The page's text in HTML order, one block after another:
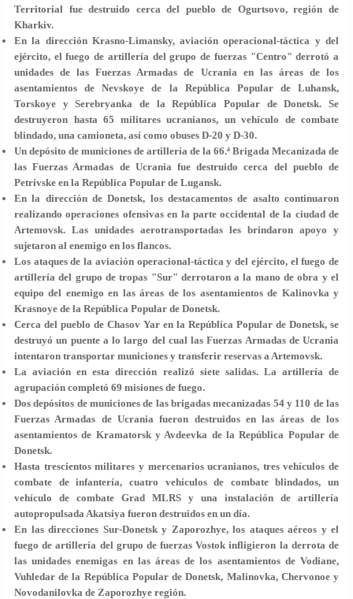
Territorial fue destruido cerca del pueblo de Ogurtsovo, región de
Kharkiv.
En la dirección Krasno-Limansky, aviación operacional-táctica y del
ejército, el fuego de artillería del grupo de fuerzas "Centro" derrotó a
unidades de las Fuerzas Armadas de Ucrania en las áreas de los
asentamientos de Nevskoye de la República Popular de Luhansk,
Torskoye y Serebryanka de la República Popular de Donetsk. Se
destruyeron hasta 65 militares ucranianos, un vehículo de combate
blindado, una camioneta, así como obuses D-20 y D-30.
Un depósito de municiones de artillería de la 66.ª Brigada Mecanizada de
las Fuerzas Armadas de Ucrania fue destruido cerca del pueblo de
Petrivske en la República Popular de Lugansk.
En la dirección de Donetsk, los destacamentos de asalto continuaron
realizando operaciones ofensivas en la parte occidental de la ciudad de
Artemovsk. Las unidades aerotransportadas les brindaron apoyo y
sujetaron al enemigo en los flancos.
Los ataques de la aviación operacional-táctica y del ejército, el fuego de
artillería del grupo de tropas "Sur" derrotaron a la mano de obra y el
equipo del enemigo en las áreas de los asentamientos de Kalinovka y
Krasnoye de la República Popular de Donetsk.
Cerca del pueblo de Chasov Yar en la República Popular de Donetsk, se
destruyó un puente a lo largo del cual las Fuerzas Armadas de Ucrania
intentaron transportar municiones y transferir reservas a Artemovsk.
La aviación en esta dirección realizó siete salidas. La artillería de
agrupación completó 69 misiones de fuego.
Dos depósitos de municiones de las brigadas mecanizadas 54 y 110 de las
Fuerzas Armadas de Ucrania fueron destruidos en las áreas de los
asentamientos de Kramatorsk y Avdeevka de la República Popular de
Donetsk.
Hasta trescientos militares y mercenarios ucranianos, tres vehículos de
combate de infantería, cuatro vehículos de combate blindados, un
vehículo de combate Grad MLRS y una instalación de artillería
autopropulsada Akatsiya fueron destruidos en un día.
En las direcciones Sur-Donetsk y Zaporozhye, los ataques aéreos y el
fuego de artillería del grupo de fuerzas Vostok infligieron la derrota de
las unidades enemigas en las áreas de los asentamientos de Vodiane,
Vuhledar de la República Popular de Donetsk, Malinovka, Chervonoe y
Novodanilovka de Zaporozhye región.